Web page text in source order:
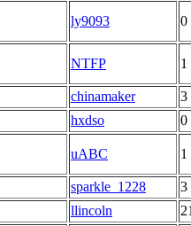
ly9093 0
NTFP 1
chinamaker 3
hxdso 0
uABC 1
sparkle_1228 3
llincoln 21